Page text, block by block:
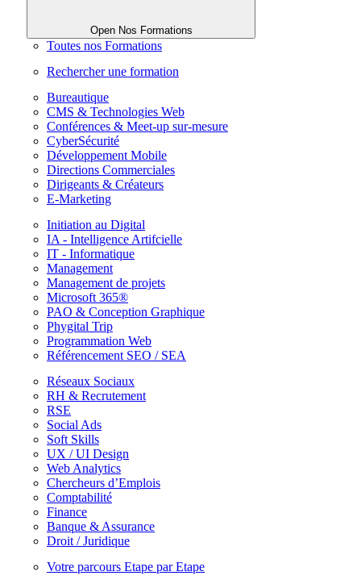
Open Nos Formations
Toutes nos Formations
Rechercher une formation
Bureautique
CMS & Technologies Web
Conférences & Meet-up sur-mesure
CyberSécurité
Développement Mobile
Directions Commerciales
Dirigeants & Créateurs
E-Marketing
Initiation au Digital
IA - Intelligence Artifcielle
IT - Informatique
Management
Management de projets
Microsoft 365®
PAO & Conception Graphique
Phygital Trip
Programmation Web
Référencement SEO / SEA
Réseaux Sociaux
RH & Recrutement
RSE
Social Ads
Soft Skills
UX / UI Design
Web Analytics
Chercheurs d’Emplois
Comptabilité
Finance
Banque & Assurance
Droit / Juridique
Votre parcours Etape par Etape